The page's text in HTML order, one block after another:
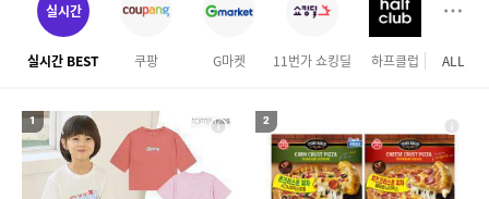
14 엄마옷
17 하이원 워터월드 18 테프론 테이프
중고음료수냉장고 스투시 키즈
ALL
실시간
실시간 BEST 쿠팡 G마켓 11번가 쇼킹딜 하프클럽
1 2